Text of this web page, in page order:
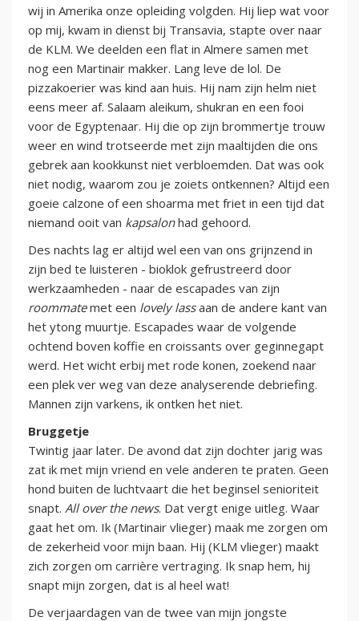
wij in Amerika onze opleiding volgden. Hij liep wat voor
op mij, kwam in dienst bij Transavia, stapte over naar
de KLM. We deelden een flat in Almere samen met
nog een Martinair makker. Lang leve de lol. De
pizzakoerier was kind aan huis. Hij nam zijn helm niet
eens meer af. Salaam aleikum, shukran en een fooi
voor de Egyptenaar. Hij die op zijn brommertje trouw
weer en wind trotseerde met zijn maaltijden die ons
gebrek aan kookkunst niet verbloemden. Dat was ook
niet nodig, waarom zou je zoiets ontkennen? Altijd een
goeie calzone of een shoarma met friet in een tijd dat
niemand ooit van kapsalonhad gehoord.
Des nachts lag er altijd wel een van ons grijnzend in
zijn bed te luisteren - bioklok gefrustreerd door
werkzaamheden - naar de escapades van zijn
roommatemet een lovely lassaan de andere kant van
het ytong muurtje. Escapades waar de volgende
ochtend boven koffie en croissants over geginnegapt
werd. Het wicht erbij met rode konen, zoekend naar
een plek ver weg van deze analyserende debriefing.
Mannen zijn varkens, ik ontken het niet.
Bruggetje
Twintig jaar later. De avond dat zijn dochter jarig was
zat ik met mijn vriend en vele anderen te praten. Geen
hond buiten de luchtvaart die het beginsel senioriteit
snapt. All over the news. Dat vergt enige uitleg. Waar
gaat het om. Ik (Martinair vlieger) maak me zorgen om
de zekerheid voor mijn baan. Hij (KLM vlieger) maakt
zich zorgen om carrière vertraging. Ik snap hem, hij
snapt mijn zorgen, dat is al heel wat!
De verjaardagen van de twee van mijn jongste